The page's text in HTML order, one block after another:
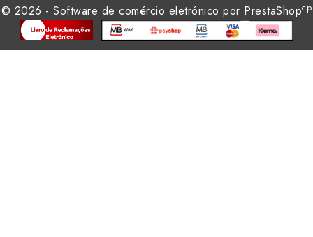
© 2026 - Software de comércio eletrónico por PrestaShopcp